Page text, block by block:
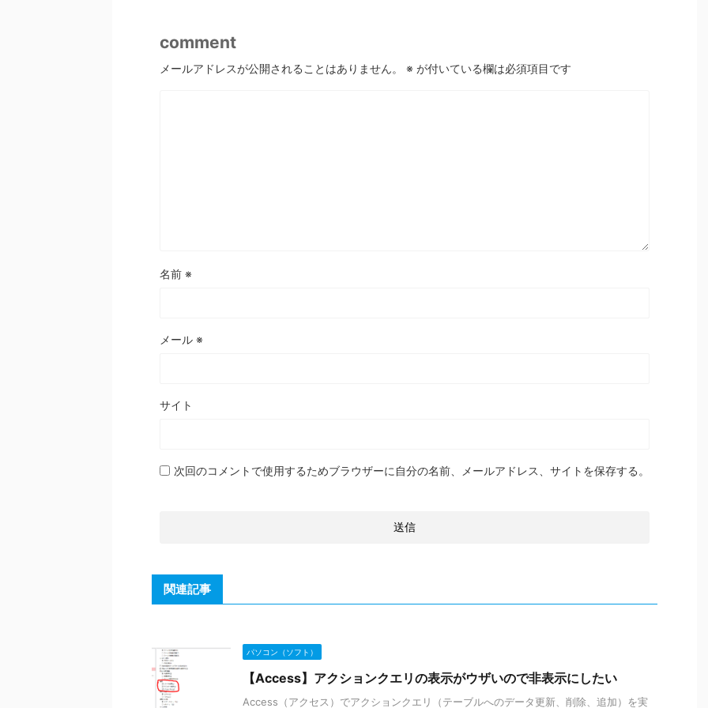
comment
メールアドレスが公開されることはありません。 ※ が付いている欄は必須項目です
名前 ※
メール ※
サイト
次回のコメントで使用するためブラウザーに自分の名前、メールアドレス、サイトを保存する。
関連記事
パソコン（ソフト）
【Access】アクションクエリの表示がウザいので非表示にしたい
Access（アクセス）でアクションクエリ（テーブルへのデータ更新、削除、追加）を実